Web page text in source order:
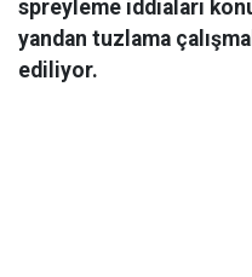
spreyleme iddiaları
yandan tuzlama
ediliyor.